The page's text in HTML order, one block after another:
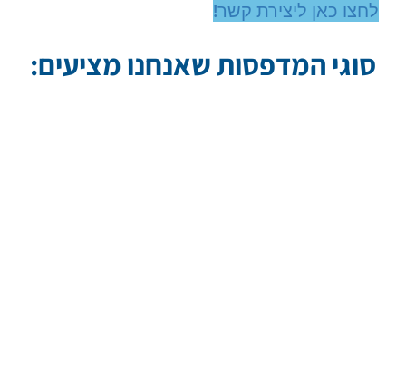
לחצו כאן ליצירת קשר!
סוגי המדפסות שאנחנו מציעים: